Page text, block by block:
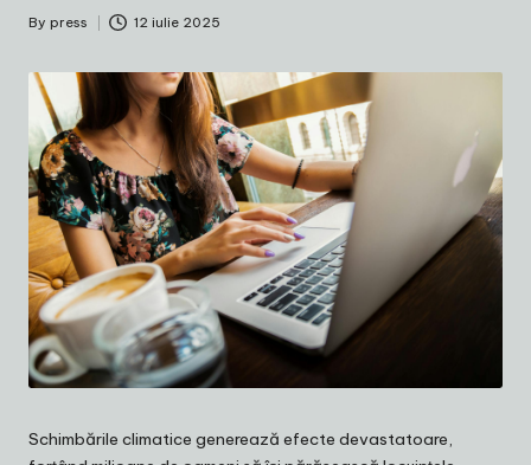
Posted
By press 12 iulie 2025
Schimbările climatice generează efecte devastatoare,